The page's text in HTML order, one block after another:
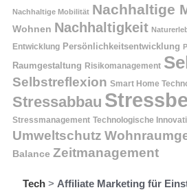
Nachhaltige Mobilität Nachhaltige
Wohnen Nachhaltigkeit
Entwicklung Persönlichkeitsentwicklung
Raumgestaltung Risikomanagement
Selbstreflexion Smart Home
Stressabbau
Stressmanagement Technologische
Umweltschutz
Balance Zeitmanagement
Tech > Affiliate Marketing für